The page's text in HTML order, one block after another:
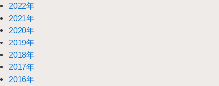
2022年
2021年
2020年
2019年
2018年
2017年
2016年